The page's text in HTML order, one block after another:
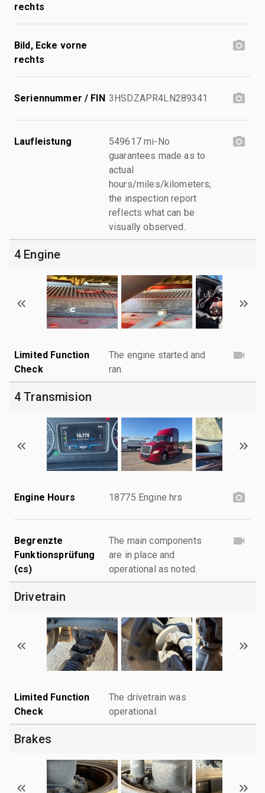
rechts
Bild, Ecke vorne
rechts
Seriennummer / FIN 3HSDZAPR4LN289341
Laufleistung
549617 mi-No
guarantees made as to
actual
hours/miles/kilometers;
the inspection report
reflects what can be
visually observed.
4 Engine
Limited Function
Check
The engine started and
ran.
4 Transmision
Engine Hours 18775 Engine hrs
Begrenzte
Funktionsprüfung
(cs)
The main components
are in place and
operational as noted.
Drivetrain
Limited Function
Check
The drivetrain was
operational.
Brakes